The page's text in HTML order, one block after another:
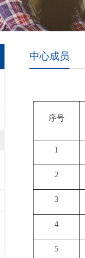
中心成员
序号
1
2
3
4
5